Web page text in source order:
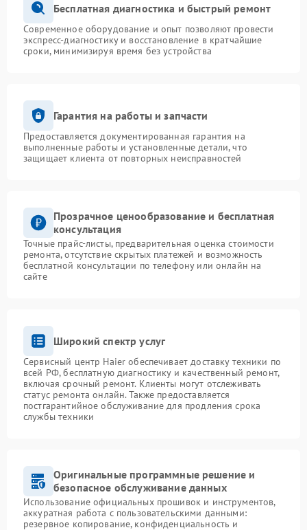
Бесплатная диагностика и быстрый ремонт
Современное оборудование и опыт позволяют провести
экспресс-диагностику и восстановление в кратчайшие
сроки, минимизируя время без устройства
Гарантия на работы и запчасти
Предоставляется документированная гарантия на
выполненные работы и установленные детали, что
защищает клиента от повторных неисправностей
Прозрачное ценообразование и бесплатная
консультация
Точные прайс-листы, предварительная оценка стоимости
ремонта, отсутствие скрытых платежей и возможность
бесплатной консультации по телефону или онлайн на
сайте
Широкий спектр услуг
Сервисный центр Haier обеспечивает доставку техники по
всей РФ, бесплатную диагностику и качественный ремонт,
включая срочный ремонт. Клиенты могут отслеживать
статус ремонта онлайн. Также предоставляется
постгарантийное обслуживание для продления срока
службы техники
Оригинальные программные решение и
безопасное обслуживание данных
Использование официальных прошивок и инструментов,
аккуратная работа с пользовательскими данными:
резервное копирование, конфиденциальность и